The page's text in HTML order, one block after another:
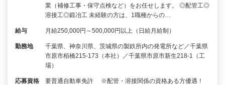
業（補修工事・保守点検など）をお任せします。 ◎配管工◎
溶接工◎鍛冶工 未経験の方は、1職種からの…
給与 月給250,000円～500,000円以上（日給月給制）
勤務地
千葉県、神奈川県、茨城県の製鉄所内の発電所など／千葉県
市原市栢橋215-173（本社）／千葉県市原市新生218-1（工
場）
応募資格 要普通自動車免許 ※配管・溶接関係の資格ある方優遇！